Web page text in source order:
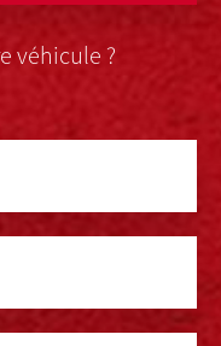
véhicule ?